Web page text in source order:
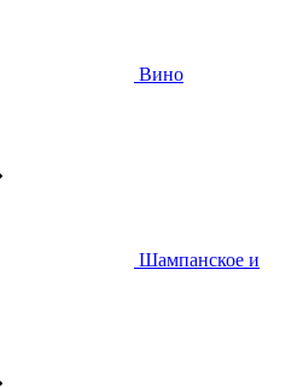
Вино
Шампанское и